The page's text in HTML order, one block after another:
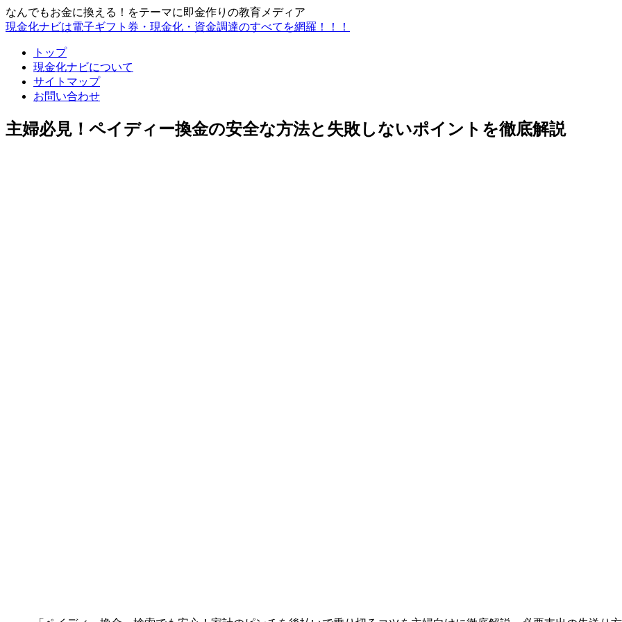
なんでもお金に換える！をテーマに即金作りの教育メディア
現金化ナビは電子ギフト券・現金化・資金調達のすべてを網羅！！！
トップ
現金化ナビについて
サイトマップ
お問い合わせ
主婦必見！ペイディー換金の安全な方法と失敗しないポイントを徹底解説